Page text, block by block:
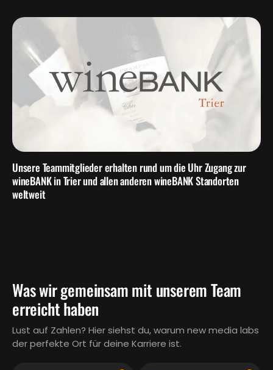
Unsere Teammitglieder erhalten rund um die Uhr Zugang zur
wineBANK in Trier und allen anderen wineBANK Standorten
weltweit
Was wir gemeinsam mit unserem Team
erreicht haben
Lust auf Zahlen? Hier siehst du, warum new media labs
der perfekte Ort für deine Karriere ist.